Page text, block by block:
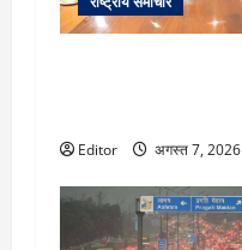
Editor अगस्त 7, 2026